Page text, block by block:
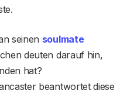
seinen soulmate
deuten darauf hin,
hat?
beantwortet diese